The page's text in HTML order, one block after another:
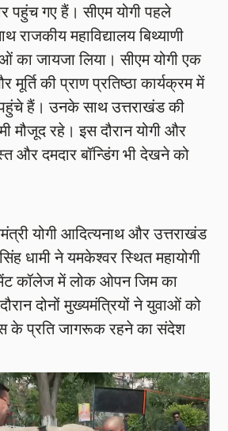
पहुंच गए हैं। सीएम योगी पहले
राजकीय महाविद्यालय बिथ्याणी
का जायजा लिया। सीएम योगी एक
की प्राण प्रतिष्ठा कार्यक्रम में
हैं। उनके साथ उत्तराखंड की
मौजूद रहे। इस दौरान योगी और
और दमदार बॉन्डिंग भी देखने को
योगी आदित्यनाथ और उत्तराखंड
धामी ने यमकेश्वर स्थित महायोगी
कॉलेज में लोक ओपन जिम का
दोनों मुख्यमंत्रियों ने युवाओं को
के प्रति जागरूक रहने का संदेश